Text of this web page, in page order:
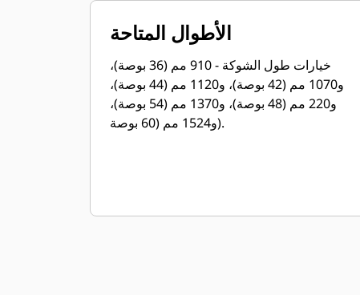
الأطوال المتاحة
خيارات طول الشوكة - 910 مم (36 بوصة)،
و1070 مم (42 بوصة)، و1120 مم (44 بوصة)،
و220 مم (48 بوصة)، و1370 مم (54 بوصة)،
و1524 مم (60 بوصة).